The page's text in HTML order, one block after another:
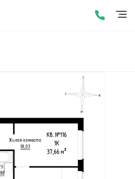
Контакты
Написать в WhatsApp